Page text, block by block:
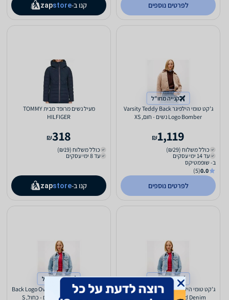
לפרטים נוספים קנו ב- zapstore
קנייה מחו"ל
ג'קט טומי הילפיגר Varsity Teddy Back
Logo Bomber נשים - חום, XS
1,119
₪
כולל משלוח (₪29)
עד 14 ימי עסקים
ב- שופמטיקס
0.0
(5)
לפרטים נוספים
מעיל נשים מרופד מבית TOMMY
HILFIGER
318
₪
כולל משלוח (₪19)
עד 8 ימי עסקים
קנו ב- zapstore
קנייה מחו"ל
ג'קט טומי הילפיגר Back Logo Oversized
Cropped Denim נשים - כחול, M
קנייה מחו"ל
ג'קט טומי הילפיגר Back Logo Oversized
Cropped Denim נשים - כחול, S